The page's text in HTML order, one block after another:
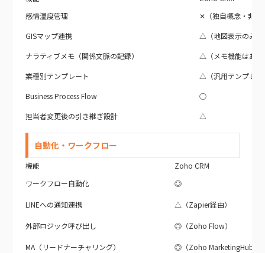
感情温度管理
✕（独自概念・非対
GISマップ連携
△（地図表示のみ）
ナラティブメモ（関係文脈の記録）
△（メモ機能はあり
業種別テンプレート
△（汎用テンプレー
Business Process Flow
○
担当者変更後の引き継ぎ設計
△
自動化・ワークフロー
機能
Zoho CRM
ワークフロー自動化
◎
LINEへの通知連携 △（Zapier経由）
外部ロジック呼び出し ◎（Zoho Flow）
MA（リードナーチャリング） ◎（Zoho MarketingHub）